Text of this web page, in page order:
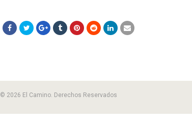
© 2026 El Camino. Derechos Reservados